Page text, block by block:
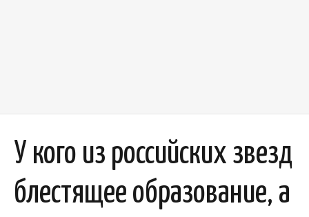
У кого из российских звезд
блестящее образование, а